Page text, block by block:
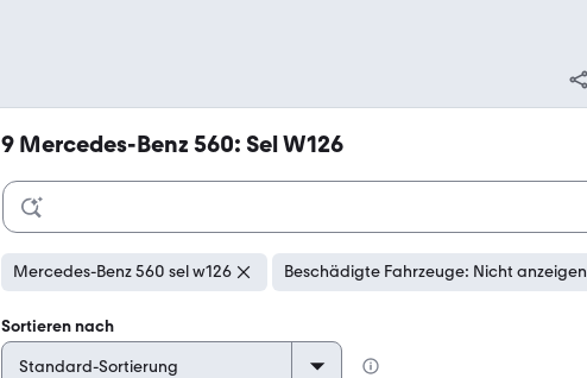
9 Mercedes-Benz 560: Sel W126
Mercedes-Benz 560 sel w126 Beschädigte Fahrzeuge: Nicht anzeigen
Sortieren nach